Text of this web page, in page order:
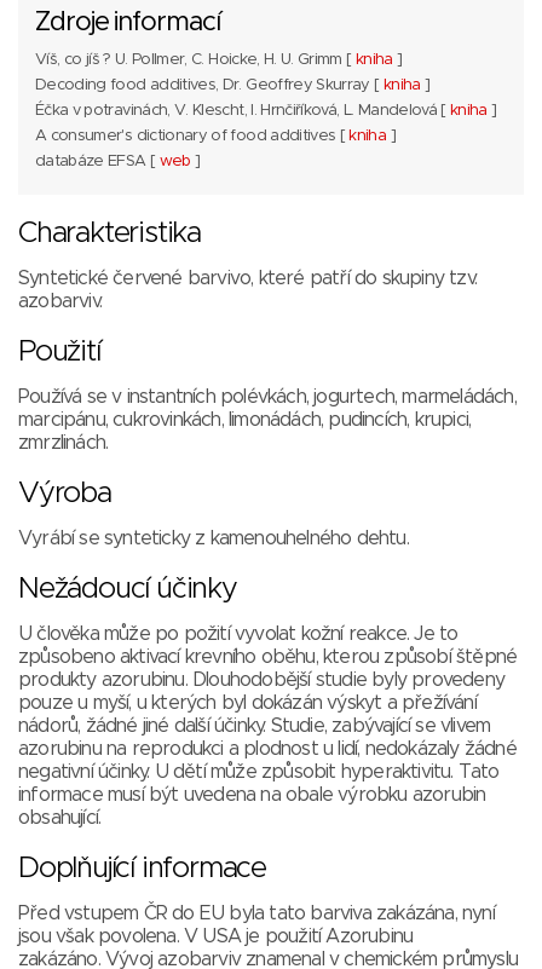
Zdroje informací
Víš, co jíš ? U. Pollmer, C. Hoicke, H. U. Grimm [ kniha ]
Decoding food additives, Dr. Geoffrey Skurray [ kniha ]
Éčka v potravinách, V. Klescht, I. Hrnčiříková, L. Mandelová [ kniha ]
A consumer's dictionary of food additives [ kniha ]
databáze EFSA [ web ]
Charakteristika
Syntetické červené barvivo, které patří do skupiny tzv.
azobarviv.
Použití
Používá se v instantních polévkách, jogurtech, marmeládách,
marcipánu, cukrovinkách, limonádách, pudincích, krupici,
zmrzlinách.
Výroba
Vyrábí se synteticky z kamenouhelného dehtu.
Nežádoucí účinky
U člověka může po požití vyvolat kožní reakce. Je to
způsobeno aktivací krevního oběhu, kterou způsobí štěpné
produkty azorubinu. Dlouhodobější studie byly provedeny
pouze u myší, u kterých byl dokázán výskyt a přežívání
nádorů, žádné jiné další účinky. Studie, zabývající se vlivem
azorubinu na reprodukci a plodnost u lidí, nedokázaly žádné
negativní účinky. U dětí může způsobit hyperaktivitu. Tato
informace musí být uvedena na obale výrobku azorubin
obsahující.
Doplňující informace
Před vstupem ČR do EU byla tato barviva zakázána, nyní
jsou však povolena. V USA je použití Azorubinu
zakázáno. Vývoj azobarviv znamenal v chemickém průmyslu